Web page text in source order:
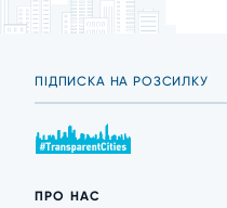
ПРО НАС